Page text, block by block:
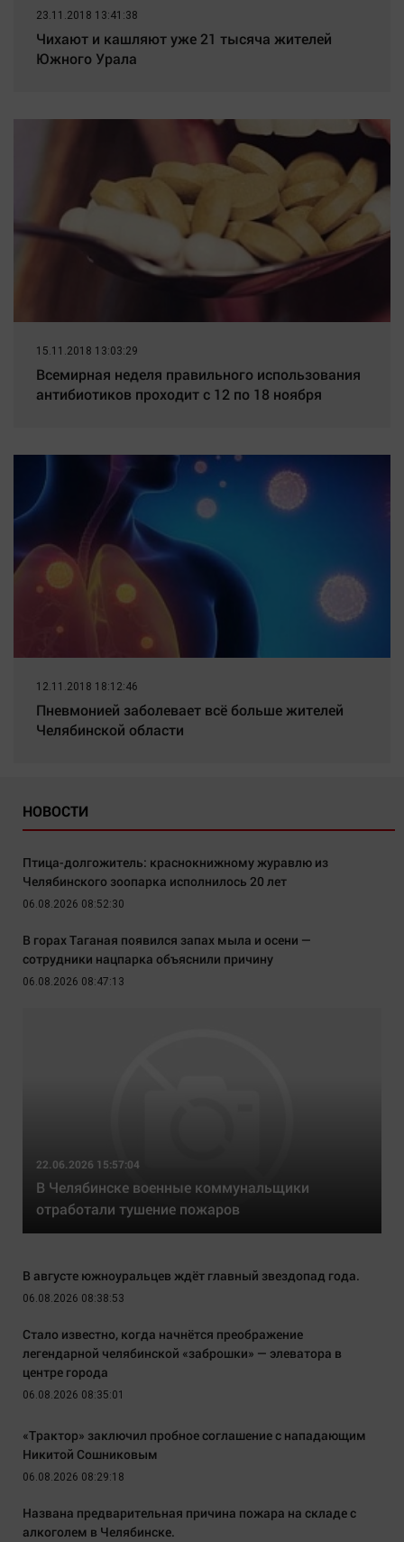
23.11.2018 13:41:38
Чихают и кашляют уже 21 тысяча жителей
Южного Урала
15.11.2018 13:03:29
Всемирная неделя правильного использования
антибиотиков проходит с 12 по 18 ноября
12.11.2018 18:12:46
Пневмонией заболевает всё больше жителей
Челябинской области
НОВОСТИ
Птица-долгожитель: краснокнижному журавлю из
Челябинского зоопарка исполнилось 20 лет
06.08.2026 08:52:30
В горах Таганая появился запах мыла и осени —
сотрудники нацпарка объяснили причину
06.08.2026 08:47:13
22.06.2026 15:57:04
В Челябинске военные коммунальщики
отработали тушение пожаров
В августе южноуральцев ждёт главный звездопад года.
06.08.2026 08:38:53
Стало известно, когда начнётся преображение
легендарной челябинской «заброшки» — элеватора в
центре города
06.08.2026 08:35:01
«Трактор» заключил пробное соглашение с нападающим
Никитой Сошниковым
06.08.2026 08:29:18
Названа предварительная причина пожара на складе с
алкоголем в Челябинске.